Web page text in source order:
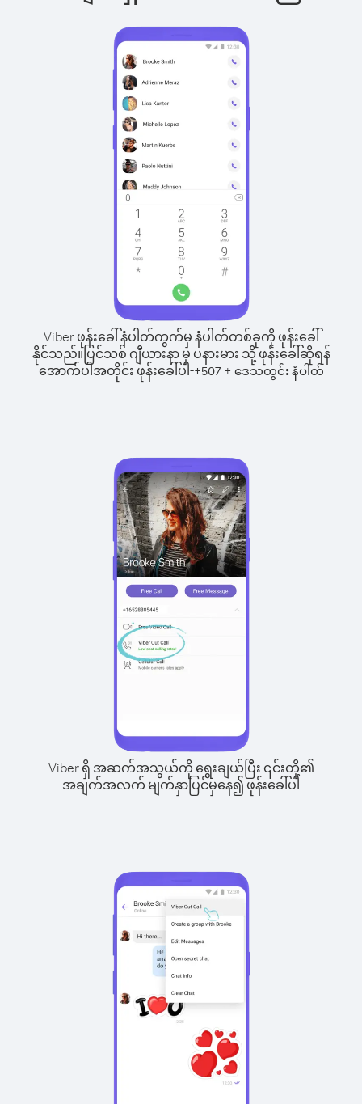
Viber ဖုန်းခေါ်နံပါတ်ကွက်မှ နံပါတ်တစ်ခုကို ဖုန်းခေါ်
နိုင်သည်။ပြင်သစ် ဂျီယားနာ မှ ပနားမား သို့ ဖုန်းခေါ်ဆိုရန်
အောက်ပါအတိုင်း ဖုန်းခေါ်ပါ-+507+ ဒေသတွင်း နံပါတ်
Viber ရှိ အဆက်အသွယ်ကို ရွေးချယ်ပြီး ၎င်းတို့၏
အချက်အလက် မျက်နှာပြင်မှနေ၍ ဖုန်းခေါ်ပါ